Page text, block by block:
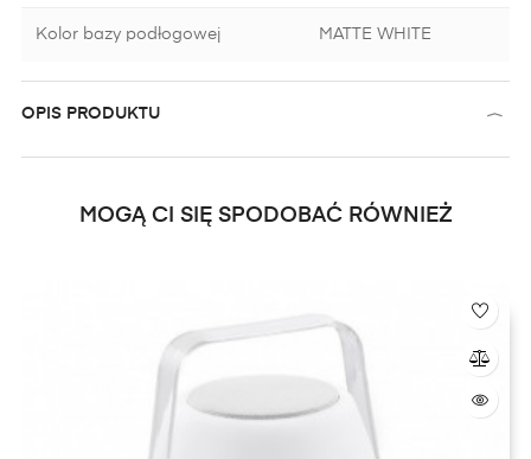
Kolor bazy podłogowej MATTE WHITE
OPIS PRODUKTU
MOGĄ CI SIĘ SPODOBAĆ RÓWNIEŻ